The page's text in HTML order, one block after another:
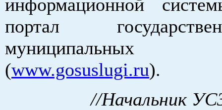
информационной
портал
(www.gosuslugi.ru).
//Начальник